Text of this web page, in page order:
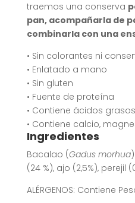
traemos una conserva
pan, acompañarla de
combinarla con una
• Sin colorantes ni
• Enlatado a mano
• Sin gluten
• Fuente de proteína
• Contiene ácidos
• Contiene calcio,
Ingredientes
Bacalao (Gadus morhua
(24 %), ajo (2,5%), perejil
ALÉRGENOS: Contiene